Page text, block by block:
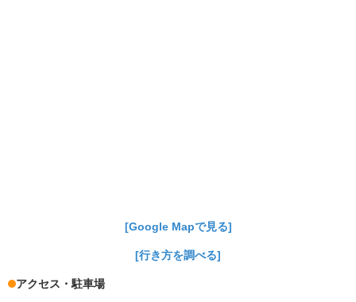
[Google Mapで見る]
[行き方を調べる]
アクセス・駐車場